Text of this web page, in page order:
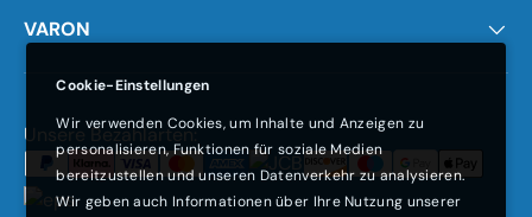
VARON
Zahlungsmethoden
Unsere Bezahlarten:
Cookie-Einstellungen
Wir verwenden Cookies, um Inhalte und Anzeigen zu
personalisieren, Funktionen für soziale Medien
bereitzustellen und unseren Datenverkehr zu analysieren.
Wir geben auch Informationen über Ihre Nutzung unserer